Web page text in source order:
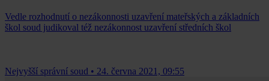
Vedle rozhodnutí o nezákonnosti uzavření mateřských a základních
škol soud judikoval též nezákonnost uzavření středních škol
Nejvyšší správní soud • 24. června 2021, 09:55